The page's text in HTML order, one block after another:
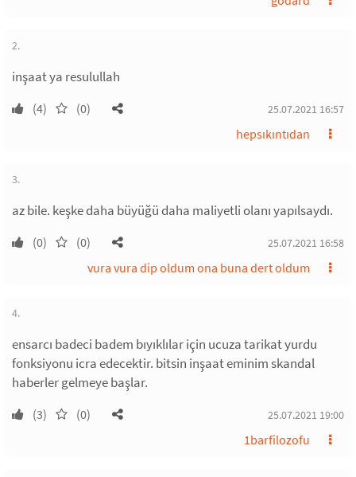
2.
inşaat ya resulullah
(4) (0) 25.07.2021 16:57
hepsıkıntıdan
3.
az bile. keşke daha büyüğü daha maliyetli olanı yapılsaydı.
(0) (0) 25.07.2021 16:58
vura vura dip oldum ona buna dert oldum
4.
ensarcı badeci badem bıyıklılar için ucuza tarikat yurdu
fonksiyonu icra edecektir. bitsin inşaat eminim skandal
haberler gelmeye başlar.
(3) (0) 25.07.2021 19:00
1barfilozofu